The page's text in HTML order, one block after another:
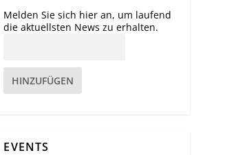
Melden Sie sich hier an, um laufend
die aktuellsten News zu erhalten.
HINZUFÜGEN
EVENTS